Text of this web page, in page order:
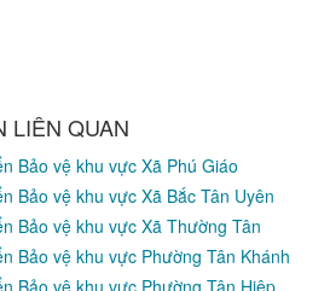
LIÊN QUAN
Bảo vệ khu vực Xã Phú Giáo
Bảo vệ khu vực Xã Bắc Tân Uyên
Bảo vệ khu vực Xã Thường Tân
Bảo vệ khu vực Phường Tân Khánh
Bảo vệ khu vực Phường Tân Hiệp